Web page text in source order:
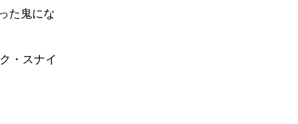
た鬼にな
・スナイ